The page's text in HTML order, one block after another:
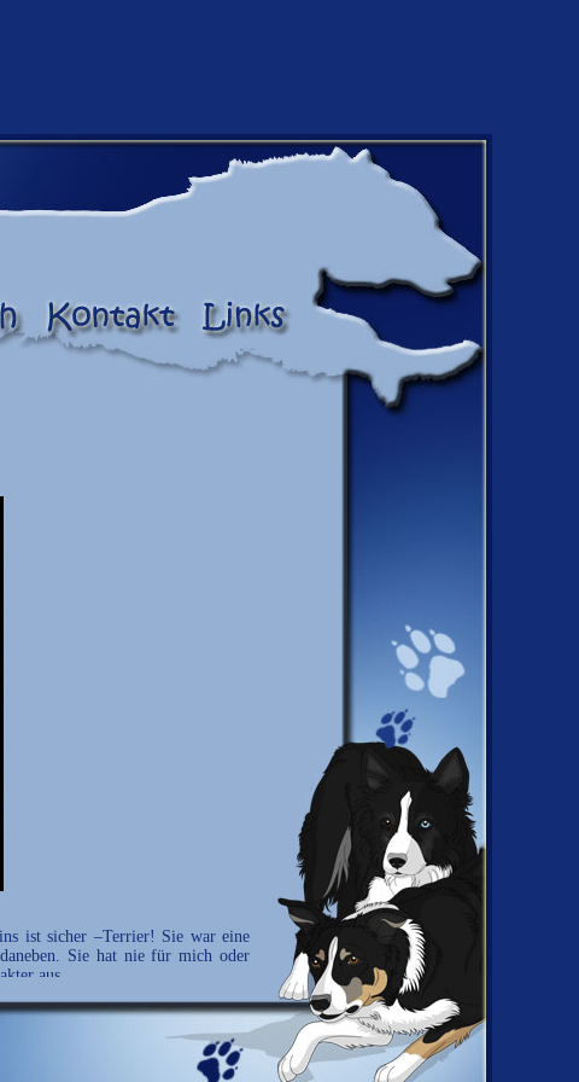
ist sicher –Terrier! Sie war eine
Sie hat nie für mich oder
aus.